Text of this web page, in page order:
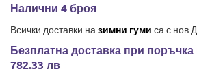
Налични 4 броя
Всички доставки на зимни гуми са с нов
Безплатна доставка при
782.33 лв